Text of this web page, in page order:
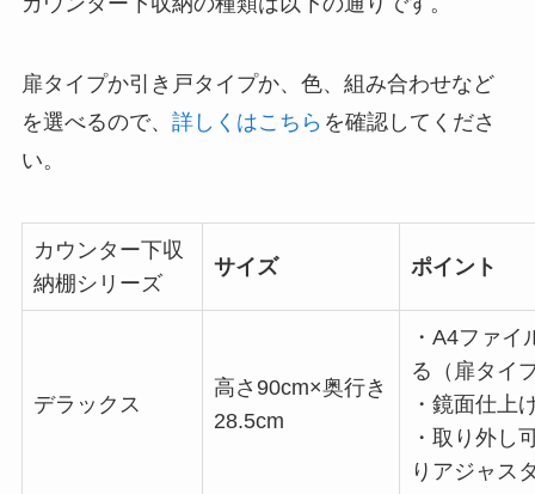
扉タイプか引き戸タイプか、色、組み合わせなど
を選べるので、 詳しくはこちら を確認してくださ
い。
カウンター下収
納棚シリーズ
サイズ ポイント
デラックス
高さ90cm×奥行き
28.5cm
・A4ファイ
る（扉タイ
・鏡面仕上
・取り外し
りアジャス